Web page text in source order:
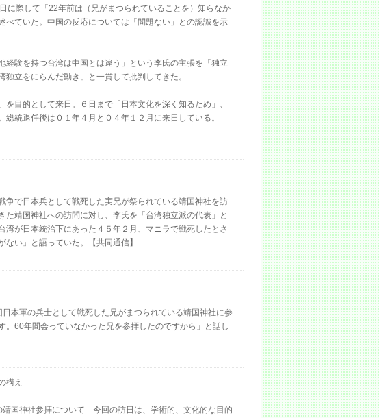
に際して「22年前は（兄がまつられていることを）知らなか
べていた。中国の反応については「問題ない」との認識を示
経験を持つ台湾は中国とは違う」という李氏の主張を「独立
立をにらんだ動き」と一貫して批判してきた。
目的として来日。６日まで「日本文化を深く知るため」、
統退任後は０１年４月と０４年１２月に来日している。
争で日本兵として戦死した実兄が祭られている靖国神社を訪
靖国神社への訪問に対し、李氏を「台湾独立派の代表」と
が日本統治下にあった４５年２月、マニラで戦死したとさ
い」と語っていた。【共同通信】
本軍の兵士として戦死した兄がまつられている靖国神社に参
60年間会っていなかった兄を参拝したのですから」と話し
構え
国神社参拝について「今回の訪日は、学術的、文化的な目的